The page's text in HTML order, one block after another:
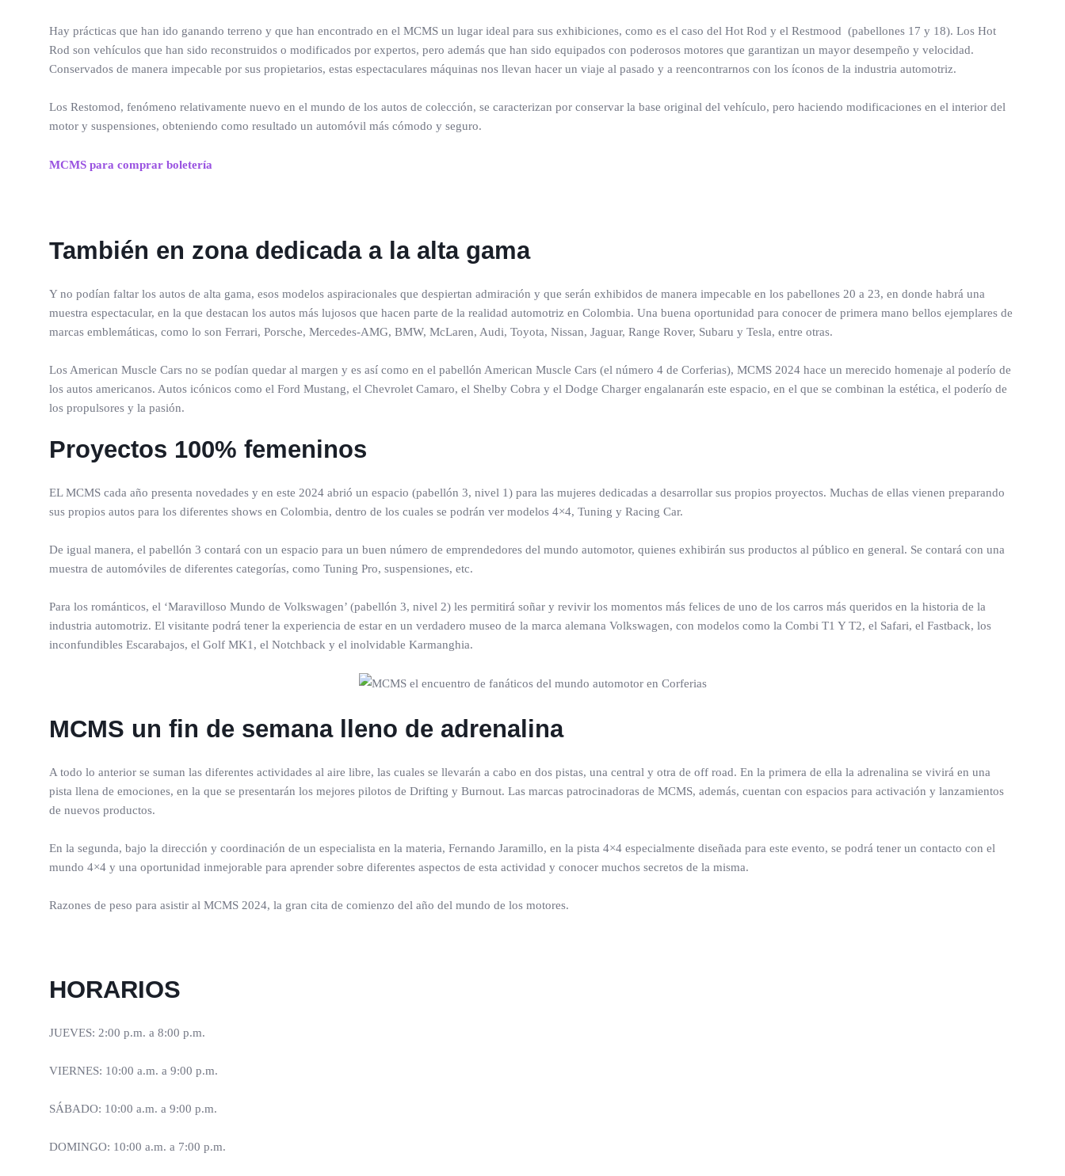
Hay prácticas que han ido ganando terreno y que han encontrado en el MCMS un lugar ideal para sus exhibiciones, como es el caso del Hot Rod y el Restmood (pabellones 17 y 18). Los Hot
Rod son vehículos que han sido reconstruidos o modificados por expertos, pero además que han sido equipados con poderosos motores que garantizan un mayor desempeño y velocidad.
Conservados de manera impecable por sus propietarios, estas espectaculares máquinas nos llevan hacer un viaje al pasado y a reencontrarnos con los íconos de la industria automotriz.
Los Restomod, fenómeno relativamente nuevo en el mundo de los autos de colección, se caracterizan por conservar la base original del vehículo, pero haciendo modificaciones en el interior del
motor y suspensiones, obteniendo como resultado un automóvil más cómodo y seguro.
MCMS para comprar boletería
También en zona dedicada a la alta gama
Y no podían faltar los autos de alta gama, esos modelos aspiracionales que despiertan admiración y que serán exhibidos de manera impecable en los pabellones 20 a 23, en donde habrá una
muestra espectacular, en la que destacan los autos más lujosos que hacen parte de la realidad automotriz en Colombia. Una buena oportunidad para conocer de primera mano bellos ejemplares de
marcas emblemáticas, como lo son Ferrari, Porsche, Mercedes-AMG, BMW, McLaren, Audi, Toyota, Nissan, Jaguar, Range Rover, Subaru y Tesla, entre otras.
Los American Muscle Cars no se podían quedar al margen y es así como en el pabellón American Muscle Cars (el número 4 de Corferias), MCMS 2024 hace un merecido homenaje al poderío de
los autos americanos. Autos icónicos como el Ford Mustang, el Chevrolet Camaro, el Shelby Cobra y el Dodge Charger engalanarán este espacio, en el que se combinan la estética, el poderío de
los propulsores y la pasión.
Proyectos 100% femeninos
EL MCMS cada año presenta novedades y en este 2024 abrió un espacio (pabellón 3, nivel 1) para las mujeres dedicadas a desarrollar sus propios proyectos. Muchas de ellas vienen preparando
sus propios autos para los diferentes shows en Colombia, dentro de los cuales se podrán ver modelos 4×4, Tuning y Racing Car.
De igual manera, el pabellón 3 contará con un espacio para un buen número de emprendedores del mundo automotor, quienes exhibirán sus productos al público en general. Se contará con una
muestra de automóviles de diferentes categorías, como Tuning Pro, suspensiones, etc.
Para los románticos, el ‘Maravilloso Mundo de Volkswagen’ (pabellón 3, nivel 2) les permitirá soñar y revivir los momentos más felices de uno de los carros más queridos en la historia de la
industria automotriz. El visitante podrá tener la experiencia de estar en un verdadero museo de la marca alemana Volkswagen, con modelos como la Combi T1 Y T2, el Safari, el Fastback, los
inconfundibles Escarabajos, el Golf MK1, el Notchback y el inolvidable Karmanghia.
MCMS un fin de semana lleno de adrenalina
A todo lo anterior se suman las diferentes actividades al aire libre, las cuales se llevarán a cabo en dos pistas, una central y otra de off road. En la primera de ella la adrenalina se vivirá en una
pista llena de emociones, en la que se presentarán los mejores pilotos de Drifting y Burnout. Las marcas patrocinadoras de MCMS, además, cuentan con espacios para activación y lanzamientos
de nuevos productos.
En la segunda, bajo la dirección y coordinación de un especialista en la materia, Fernando Jaramillo, en la pista 4×4 especialmente diseñada para este evento, se podrá tener un contacto con el
mundo 4×4 y una oportunidad inmejorable para aprender sobre diferentes aspectos de esta actividad y conocer muchos secretos de la misma.
Razones de peso para asistir al MCMS 2024, la gran cita de comienzo del año del mundo de los motores.
HORARIOS
JUEVES: 2:00 p.m. a 8:00 p.m.
VIERNES: 10:00 a.m. a 9:00 p.m.
SÁBADO: 10:00 a.m. a 9:00 p.m.
DOMINGO: 10:00 a.m. a 7:00 p.m.